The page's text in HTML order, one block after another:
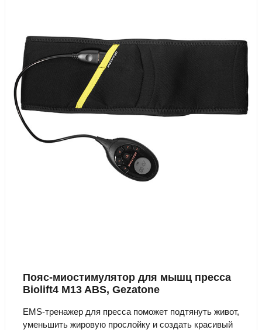
Пояс-миостимулятор для мышц пресса
Biolift4 M13 ABS, Gezatone
EMS-тренажер для пресса поможет подтянуть живот,
уменьшить жировую прослойку и создать красивый